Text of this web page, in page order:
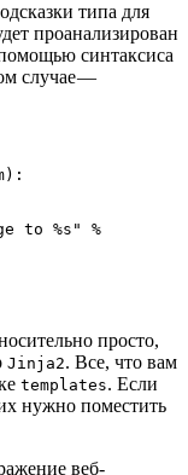
типа для
проанализирован
синтаксиса
случае —
to %s" %
просто,
Jinja2. Все, что вам
templates. Если
нужно поместить
веб-